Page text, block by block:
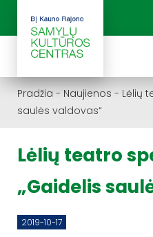
Pradžia - Naujienos - Lėlių
saulės valdovas“
Lėlių teatro
„Gaidelis
2019-10-17